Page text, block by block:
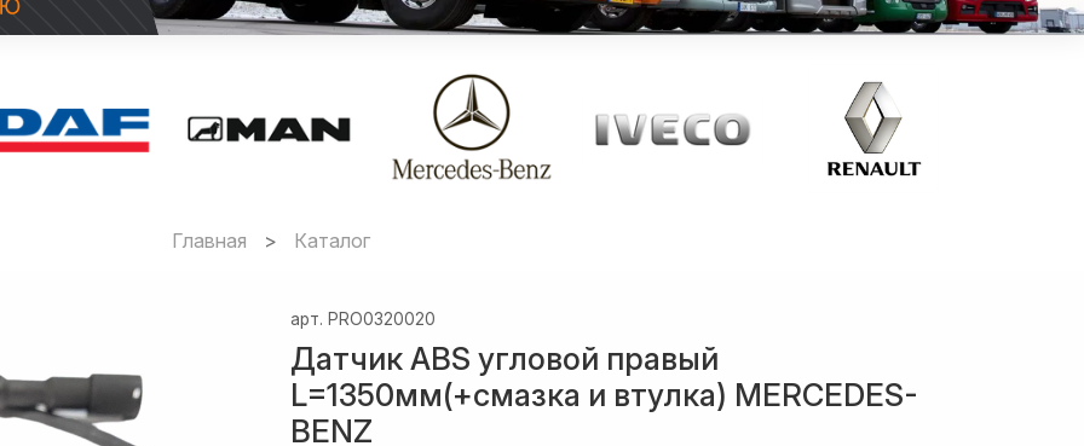
Главная Каталог
арт. PRO0320020
Датчик ABS угловой правый
L=1350мм(+смазка и втулка) MERCEDES-
BENZ